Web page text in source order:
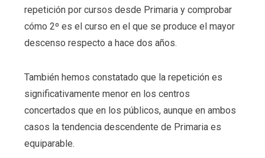
repetición por cursos desde Primaria y comprobar
cómo 2º es el curso en el que se produce el mayor
descenso respecto a hace dos años.
También hemos constatado que la repetición es
significativamente menor en los centros
concertados que en los públicos, aunque en ambos
casos la tendencia descendente de Primaria es
equiparable.